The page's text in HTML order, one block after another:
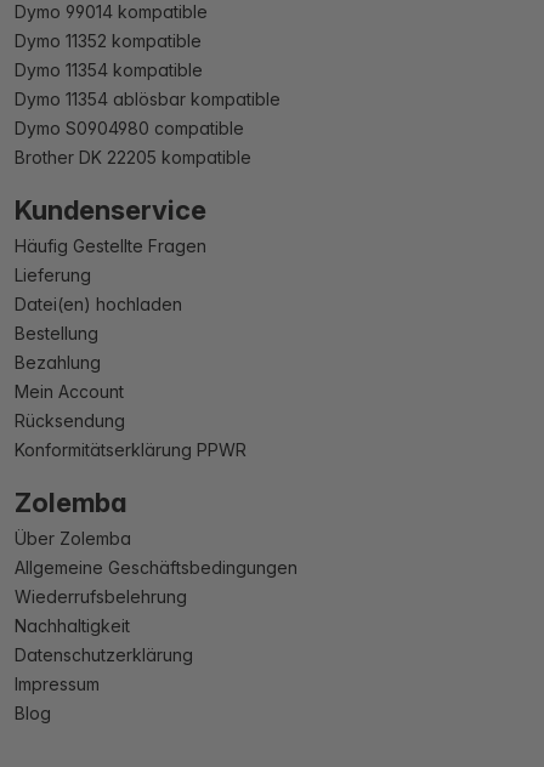
Dymo 99014 kompatible
Dymo 11352 kompatible
Dymo 11354 kompatible
Dymo 11354 ablösbar kompatible
Dymo S0904980 compatible
Brother DK 22205 kompatible
Kundenservice
Häufig Gestellte Fragen
Lieferung
Datei(en) hochladen
Bestellung
Bezahlung
Mein Account
Rücksendung
Konformitätserklärung PPWR
Zolemba
Über Zolemba
Allgemeine Geschäftsbedingungen
Wiederrufsbelehrung
Nachhaltigkeit
Datenschutzerklärung
Impressum
Blog